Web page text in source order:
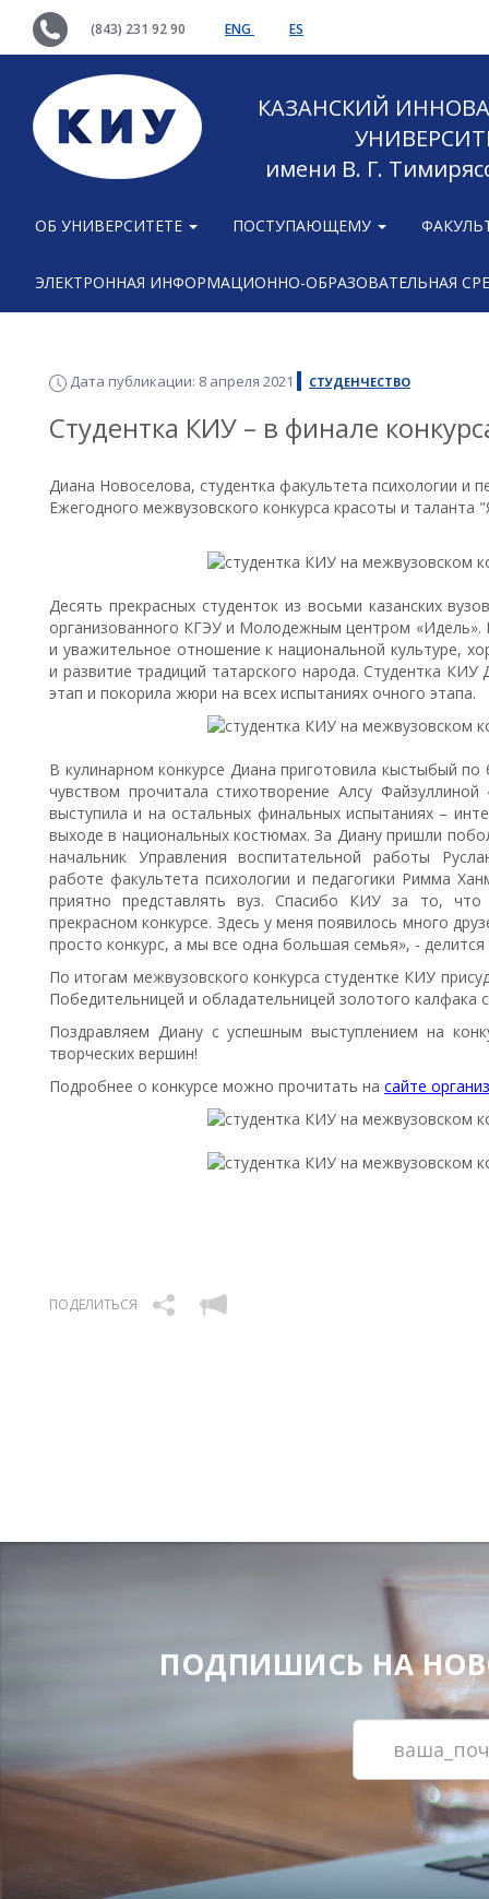
(843) 231 92 90 ENG ES
КАЗАНСКИЙ
имени В. Г.
ОБ УНИВЕРСИТЕТЕ ПОСТУПАЮЩЕМУ
ЭЛЕКТРОННАЯ ИНФОРМАЦИОННО-ОБРАЗОВАТЕЛЬНАЯ
Дата публикации: 8 апреля 2021 СТУДЕНЧЕСТВО
Студентка КИУ – в финале
Диана Новоселова, студентка факультета психологии и
Ежегодного межвузовского конкурса красоты и таланта
Десять прекрасных студенток из восьми казанских
организованного КГЭУ и Молодежным центром «Идель».
и уважительное отношение к национальной культуре,
и развитие традиций татарского народа. Студентка
этап и покорила жюри на всех испытаниях очного этапа.
В кулинарном конкурсе Диана приготовила кыстыбый
чувством прочитала стихотворение Алсу
выступила и на остальных финальных испытаниях –
выходе в национальных костюмах. За Диану пришли
начальник Управления воспитательной работы
работе факультета психологии и педагогики Римма
приятно представлять вуз. Спасибо КИУ за то,
прекрасном конкурсе. Здесь у меня появилось много
просто конкурс, а мы все одна большая семья», -
По итогам межвузовского конкурса студентке КИУ
Победительницей и обладательницей золотого калфака
Поздравляем Диану с успешным выступлением на
творческих вершин!
Подробнее о конкурсе можно прочитать на сайте
ПОДЕЛИТЬСЯ
ПОДПИШИСЬ НА